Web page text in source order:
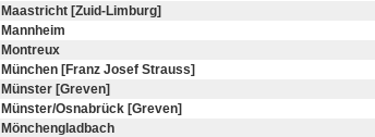
Maastricht [Zuid-Limburg]
Mannheim
Montreux
München [Franz Josef Strauss]
Münster [Greven]
Münster/Osnabrück [Greven]
Mönchengladbach